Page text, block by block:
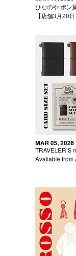
ひなのや ポン
【店舗3月20
MAR 05, 2026
TRAVELER’S
Available from